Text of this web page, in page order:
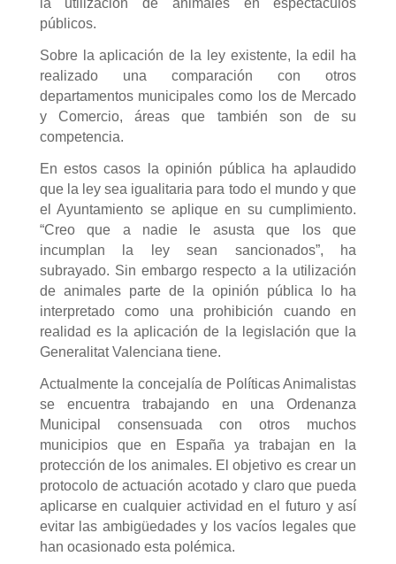
la utilización de animales en espectáculos
públicos.
Sobre la aplicación de la ley existente, la edil ha
realizado una comparación con otros
departamentos municipales como los de Mercado
y Comercio, áreas que también son de su
competencia.
En estos casos la opinión pública ha aplaudido
que la ley sea igualitaria para todo el mundo y que
el Ayuntamiento se aplique en su cumplimiento.
“Creo que a nadie le asusta que los que
incumplan la ley sean sancionados”, ha
subrayado. Sin embargo respecto a la utilización
de animales parte de la opinión pública lo ha
interpretado como una prohibición cuando en
realidad es la aplicación de la legislación que la
Generalitat Valenciana tiene.
Actualmente la concejalía de Políticas Animalistas
se encuentra trabajando en una Ordenanza
Municipal consensuada con otros muchos
municipios que en España ya trabajan en la
protección de los animales. El objetivo es crear un
protocolo de actuación acotado y claro que pueda
aplicarse en cualquier actividad en el futuro y así
evitar las ambigüedades y los vacíos legales que
han ocasionado esta polémica.